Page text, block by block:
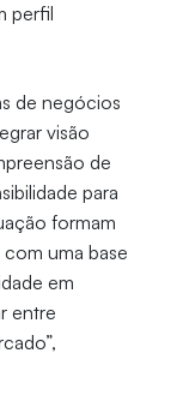
perfil
de negócios
visão
de
para
formam
uma base
em
entre